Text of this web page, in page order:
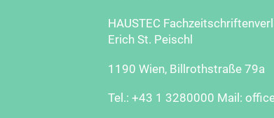
HAUSTEC
Erich St. Peischl
1190 Wien, Billrothstraße 79a
Tel.: +43 1 3280000 Mail: